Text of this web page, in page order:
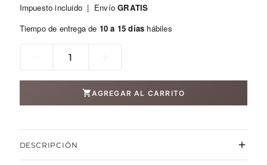
Impuesto incluido | EnvíoGRATIS
Tiempo de entrega de 10 a 15 días hábiles
Cierre
cantidad AGREGAR AL CARRITO
DESCRIPCIÓN